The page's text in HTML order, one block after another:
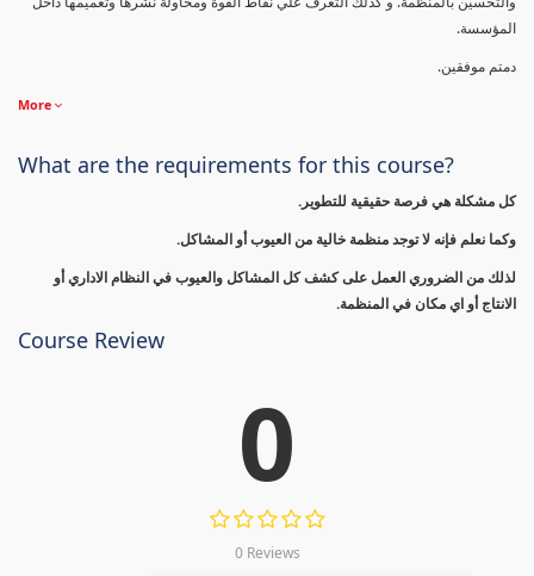
المؤسسة.
دمتم موفقين.
More
What are the requirements for this course?
كل مشكلة هي فرصة حقيقية للتطوير.
وكما نعلم فإنه لا توجد منظمة خالية من العيوب أو المشاكل.
لذلك من الضروري العمل على كشف كل المشاكل والعيوب في النظام الاداري أو
الانتاج أو اي مكان في المنظمة.
Course Review
0
0 Reviews